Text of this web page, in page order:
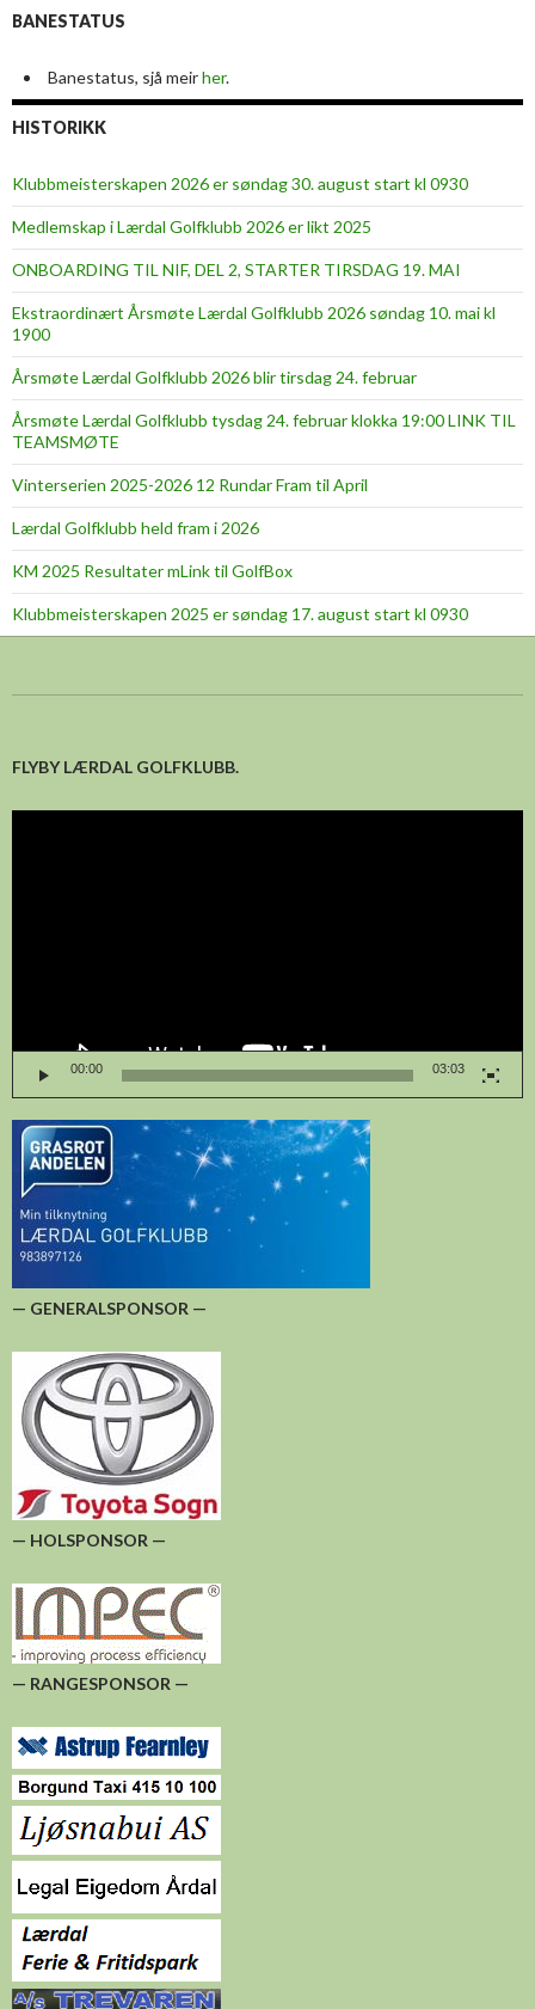
BANESTATUS
Banestatus, sjå meirher.
HISTORIKK
Klubbmeisterskapen 2026 er søndag 30. august start kl 0930
Medlemskap i Lærdal Golfklubb 2026 er likt 2025
ONBOARDING TIL NIF, DEL 2, STARTER TIRSDAG 19. MAI
Ekstraordinært Årsmøte Lærdal Golfklubb 2026 søndag 10. mai kl
1900
Årsmøte Lærdal Golfklubb 2026 blir tirsdag 24. februar
Årsmøte Lærdal Golfklubb tysdag 24. februar klokka 19:00 LINK TIL
TEAMSMØTE
Vinterserien 2025-2026 12 Rundar Fram til April
Lærdal Golfklubb held fram i 2026
KM 2025 Resultater mLink til GolfBox
Klubbmeisterskapen 2025 er søndag 17. august start kl 0930
FLYBY LÆRDAL GOLFKLUBB.
00:00 03:03
— GENERALSPONSOR —
— HOLSPONSOR —
— RANGESPONSOR —